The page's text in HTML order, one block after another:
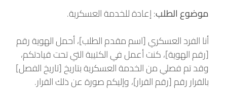
موضوع الطلب: إعادة للخدمة العسكرية.
أنا الفرد العسكري [اسم مقدم الطلب]، أحمل الهوية رقم
[رقم الهوية]، كنت أعمل في الكتيبة التي تحت قيادتكم،
وقد تم فصلي من الخدمة العسكرية بتاريخ [تاريخ الفصل]
بالقرار رقم [رقم القرار]، وإليكم صورة عن ذلك القرار.